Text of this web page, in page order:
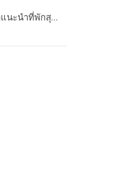
แนะนำที่พักสุ…